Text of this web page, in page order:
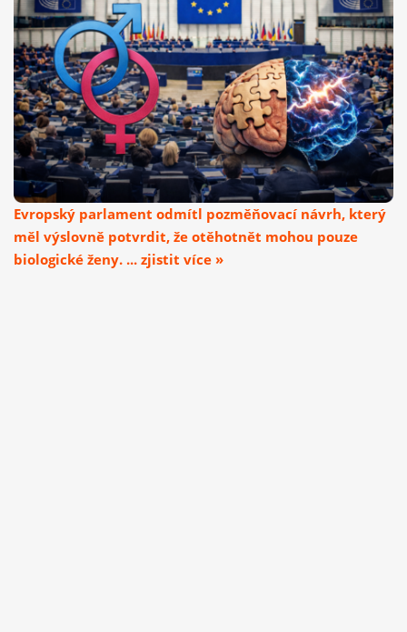
Evropský parlament odmítl pozměňovací návrh, který
měl výslovně potvrdit, že otěhotnět mohou pouze
biologické ženy. ... zjistit více »